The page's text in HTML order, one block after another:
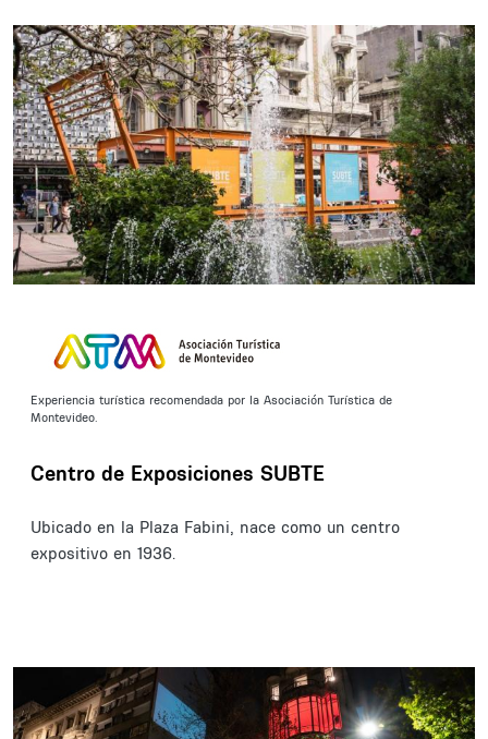
Experiencia turística recomendada por la Asociación Turística de
Montevideo.
Centro de Exposiciones SUBTE
Ubicado en la Plaza Fabini, nace como un centro
expositivo en 1936.